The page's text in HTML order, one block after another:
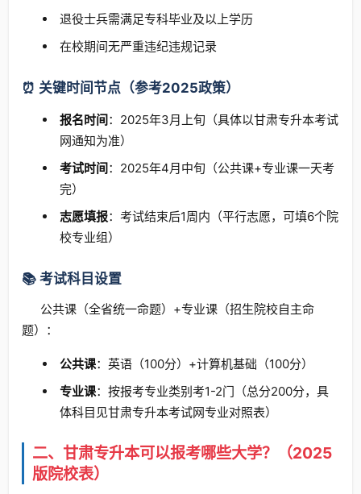
退役士兵需满足专科毕业及以上学历
在校期间无严重违纪违规记录
⏰ 关键时间节点（参考2025政策）
报名时间：2025年3月上旬（具体以甘肃专升本考试
网通知为准）
考试时间：2025年4月中旬（公共课+专业课一天考
完）
志愿填报：考试结束后1周内（平行志愿，可填6个院
校专业组）
📚 考试科目设置
公共课（全省统一命题）+专业课（招生院校自主命
题）：
公共课：英语（100分）+计算机基础（100分）
专业课：按报考专业类别考1-2门（总分200分，具
体科目见甘肃专升本考试网专业对照表）
二、甘肃专升本可以报考哪些大学？（2025
版院校表）